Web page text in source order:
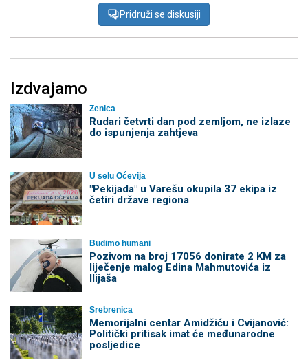
Pridruži se diskusiji
Izdvajamo
Zenica
Rudari četvrti dan pod zemljom, ne izlaze
do ispunjenja zahtjeva
U selu Oćevija
"Pekijada" u Varešu okupila 37 ekipa iz
četiri države regiona
Budimo humani
Pozivom na broj 17056 donirate 2 KM za
liječenje malog Edina Mahmutovića iz
Ilijaša
Srebrenica
Memorijalni centar Amidžiću i Cvijanović:
Politički pritisak imat će međunarodne
posljedice